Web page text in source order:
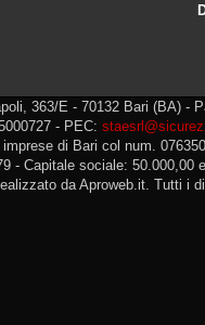
363/E - 70132 Bari (BA) -
- PEC:
di Bari col num.
- Capitale sociale: 50.000,00
da Aproweb.it. Tutti i